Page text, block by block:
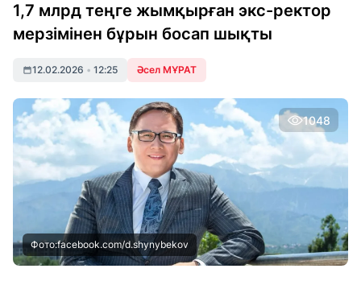
1,7 млрд теңге жымқырған экс-ректор
мерзімінен бұрын босап шықты
12.02.2026 • 12:25 Әсел МҰРАТ
1048
Фото:facebook.com/d.shynybekov